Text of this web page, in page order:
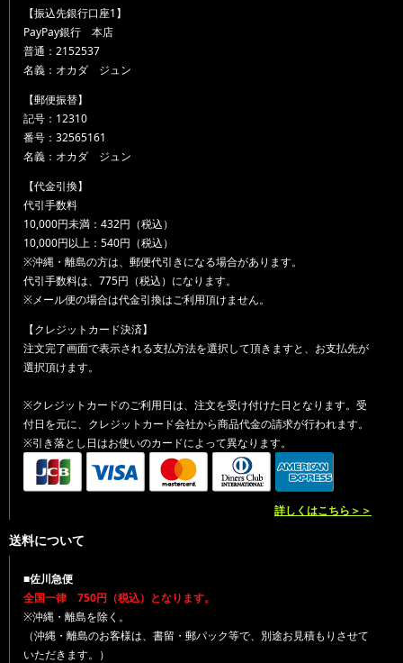
【振込先銀行口座1】
PayPay銀行 本店
普通：2152537
名義：オカダ ジュン
【郵便振替】
記号：12310
番号：32565161
名義：オカダ ジュン
【代金引換】
代引手数料
10,000円未満：432円（税込）
10,000円以上：540円（税込）
※沖縄・離島の方は、郵便代引きになる場合があります。
代引手数料は、775円（税込）になります。
※メール便の場合は代金引換はご利用頂けません。
【クレジットカード決済】
注文完了画面で表示される支払方法を選択して頂きますと、お支払先が
選択頂けます。
※クレジットカードのご利用日は、注文を受け付けた日となります。受
付日を元に、クレジットカード会社から商品代金の請求が行われます。
※引き落とし日はお使いのカードによって異なります。
詳しくはこちら＞＞
送料について
■佐川急便
全国一律 750円（税込）となります。
※沖縄・離島を除く。
（沖縄・離島のお客様は、書留・郵パック等で、別途お見積もりさせて
いただきます。）